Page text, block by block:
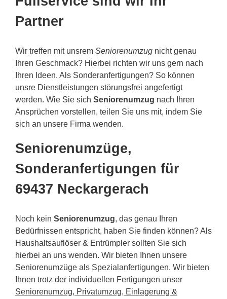
Partner
Wir treffen mit unsrem Seniorenumzug nicht genau
Ihren Geschmack? Hierbei richten wir uns gern nach
Ihren Ideen. Als Sonderanfertigungen? So können
unsre Dienstleistungen störungsfrei angefertigt
werden. Wie Sie sich Seniorenumzug nach Ihren
Ansprüchen vorstellen, teilen Sie uns mit, indem Sie
sich an unsere Firma wenden.
Seniorenumzüge,
Sonderanfertigungen für
69437 Neckargerach
Noch kein Seniorenumzug, das genau Ihren
Bedürfnissen entspricht, haben Sie finden können? Als
Haushaltsauflöser & Entrümpler sollten Sie sich
hierbei an uns wenden. Wir bieten Ihnen unsere
Seniorenumzüge als Spezialanfertigungen. Wir bieten
Ihnen trotz der individuellen Fertigungen unser
Seniorenumzug, Privatumzug, Einlagerung &